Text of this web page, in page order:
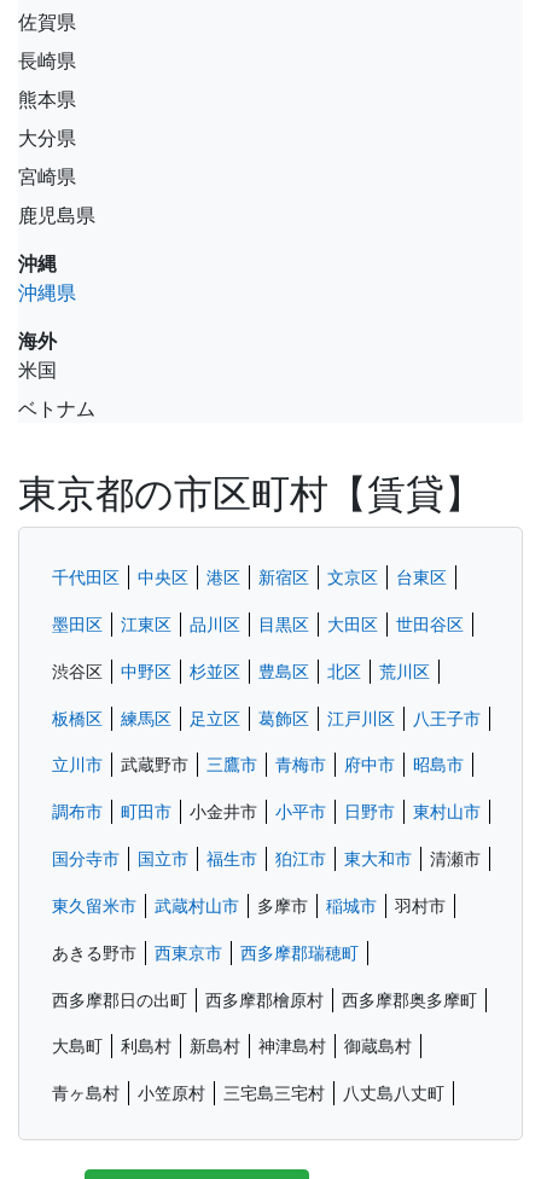
佐賀県
長崎県
熊本県
大分県
宮崎県
鹿児島県
沖縄
沖縄県
海外
米国
ベトナム
東京都の市区町村【賃貸】
千代田区 中央区 港区 新宿区 文京区 台東区
墨田区 江東区 品川区 目黒区 大田区 世田谷区
渋谷区 中野区 杉並区 豊島区 北区 荒川区
板橋区 練馬区 足立区 葛飾区 江戸川区 八王子市
立川市 武蔵野市 三鷹市 青梅市 府中市 昭島市
調布市 町田市 小金井市 小平市 日野市 東村山市
国分寺市 国立市 福生市 狛江市 東大和市 清瀬市
東久留米市 武蔵村山市 多摩市 稲城市 羽村市
あきる野市 西東京市 西多摩郡瑞穂町
西多摩郡日の出町 西多摩郡檜原村 西多摩郡奥多摩町
大島町 利島村 新島村 神津島村 御蔵島村
青ヶ島村 小笠原村 三宅島三宅村 八丈島八丈町